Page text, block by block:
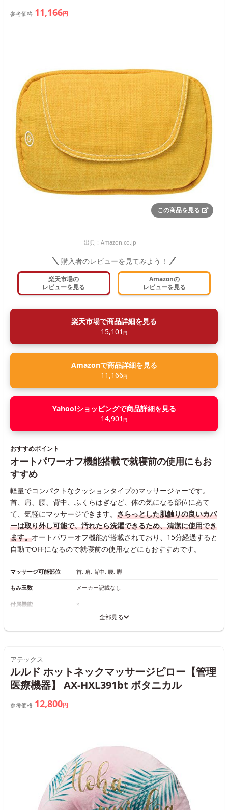
参考価格 11,166円
この商品を見る
出典： Amazon.co.jp
購入者のレビューを見てみよう！
楽天市場の
レビューを見る
Amazonの
レビューを見る
楽天市場で商品詳細を見る
15,101 円
Amazonで商品詳細を見る
11,166円
Yahoo!ショッピングで商品詳細を見る
14,901 円
おすすめポイント
オートパワーオフ機能搭載で就寝前の使用にもお
すすめ
軽量でコンパクトなクッションタイプのマッサージャーです。
首、肩、腰、背中、ふくらはぎなど、体の気になる部位にあて
て、気軽にマッサージできます。 さらっとした肌触りの良いカバ
ーは取り外し可能で、汚れたら洗濯できるため、清潔に使用でき
ます。オートパワーオフ機能が搭載されており、15分経過すると
自動でOFFになるので就寝前の使用などにもおすすめです。
マッサージ可能部位 首, 肩, 背中, 腰, 脚
もみ玉数 メーカー記載なし
付属機能 ×
全部見る
アテックス
ルルド ホットネックマッサージピロー【管理
医療機器】 AX-HXL391bt ボタニカル
参考価格 12,800円